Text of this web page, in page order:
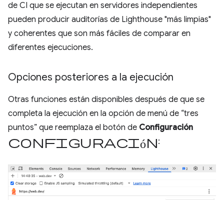
de CI que se ejecutan en servidores independientes
pueden producir auditorías de Lighthouse "más limpias"
y coherentes que son más fáciles de comparar en
diferentes ejecuciones.
Opciones posteriores a la ejecución
Otras funciones están disponibles después de que se
completa la ejecución en la opción de menú de “tres
puntos” que reemplaza el botón de Configuración
configuración: